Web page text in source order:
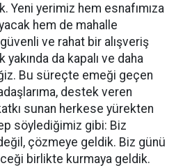
Yeni yerimiz hem esnafımıza
hem de mahalle
ve rahat bir alışveriş
da kapalı ve daha
Bu süreçte emeği geçen
destek veren
sunan herkese yürekten
söylediğimiz gibi: Biz
çözmeye geldik. Biz günü
birlikte kurmaya geldik.